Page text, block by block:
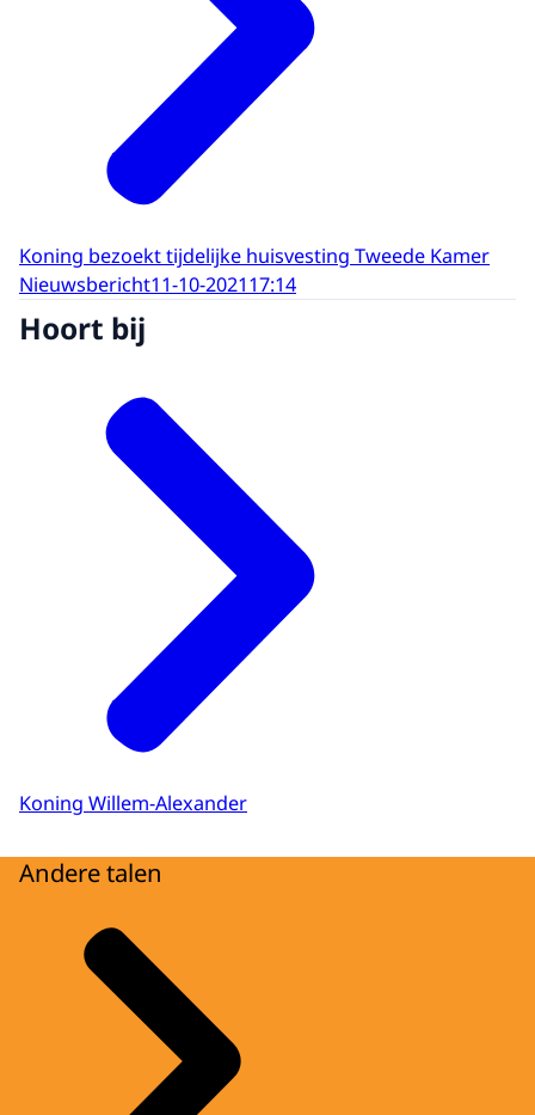
Koning bezoekt tijdelijke huisvesting Tweede Kamer
Nieuwsbericht11-10-202117:14
Hoort bij
Koning Willem-Alexander
Andere talen